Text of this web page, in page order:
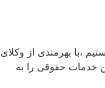
،با بهرمندی از وکلای
خدمات حقوقی را به